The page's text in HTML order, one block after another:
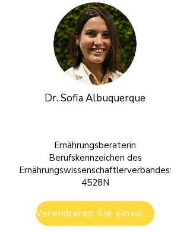
Dr. Sofia Albuquerque
Ernährungsberaterin
Berufskennzeichen des
Ernährungswissenschaftlerverbandes:
4528N
Vereinbaren Sie einen Termin